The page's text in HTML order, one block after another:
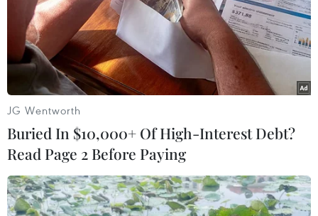
Hạ viện Mỹ thông qua dự luật giảm thuế
và chi tiêu quy mô lớn
22/05/2025 14:15
Với kết quả sít sao 215 phiếu thuận và 214 phiếu chống,
JG Wentworth
Buried In $10,000+ Of High-Interest Debt?
Read Page 2 Before Paying